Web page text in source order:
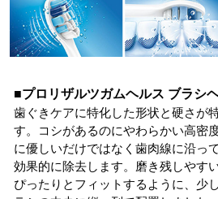
■プロリザルツガムヘルス ブラシ
歯ぐきケアに特化した形状と硬さが
す。コシがあるのにやわらかい高密
に優しいだけではなく歯肉線に沿っ
効果的に除去します。磨き残しやす
ぴったりとフィットするように、少